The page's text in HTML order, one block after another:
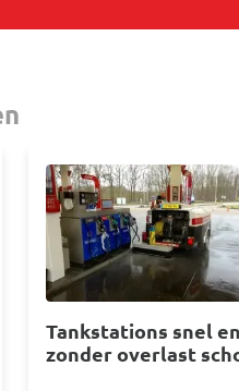
Afbeelding
Tankstations snel en
zonder overlast